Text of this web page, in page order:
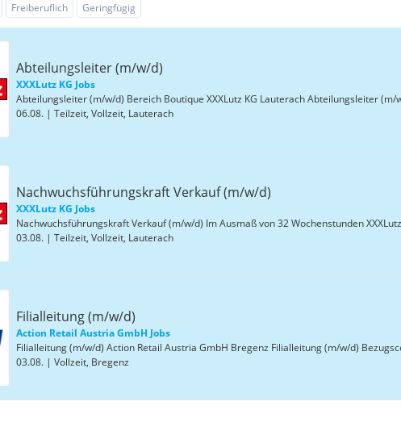
Freiberuflich Geringfügig
Abteilungsleiter (m/w/d)
XXXLutz KG Jobs
06.08. | Teilzeit, Vollzeit, Lauterach
Nachwuchsführungskraft Verkauf (m/w/d)
XXXLutz KG Jobs
03.08. | Teilzeit, Vollzeit, Lauterach
Filialleitung (m/w/d)
Action Retail Austria GmbH Jobs
03.08. | Vollzeit, Bregenz